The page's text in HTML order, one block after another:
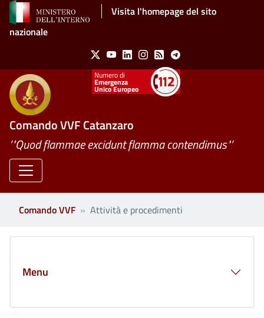
Salta al contenuto principaleVisita l'homepage del sito
nazionale
Social Menu
X YoutubeLinkedinInstagram
Feed Telegram
Emergenza
Unico Europeo
Comando VVF Catanzaro
’"Quod flammae excidunt flamma contendimus"’
Comando VVF Attività e procedimenti
Menu